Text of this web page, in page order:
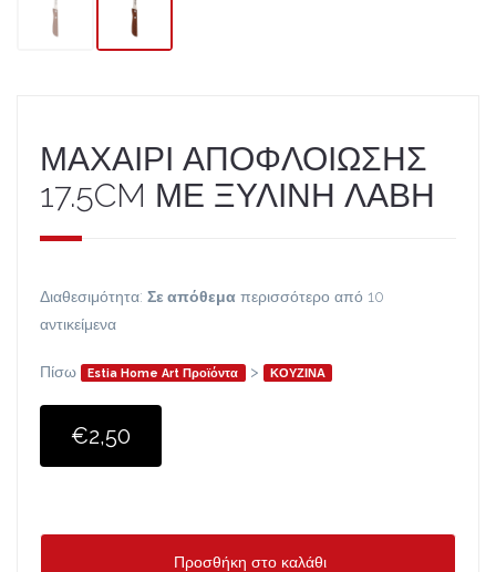
ΜΑΧΑΙΡΙ ΑΠΟΦΛΟΙΩΣΗΣ
17.5CM ΜΕ ΞΥΛΙΝΗ ΛΑΒΗ
Διαθεσιμότητα: Σε απόθεμα περισσότερο από 10
αντικείμενα
Πίσω Estia Home Art Προϊόντα > ΚΟΥΖΙΝΑ
€2,50
Προσθήκη στο καλάθι